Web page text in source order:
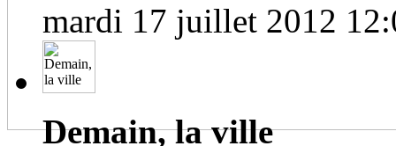
mardi 17 juillet 2012
Demain, la ville